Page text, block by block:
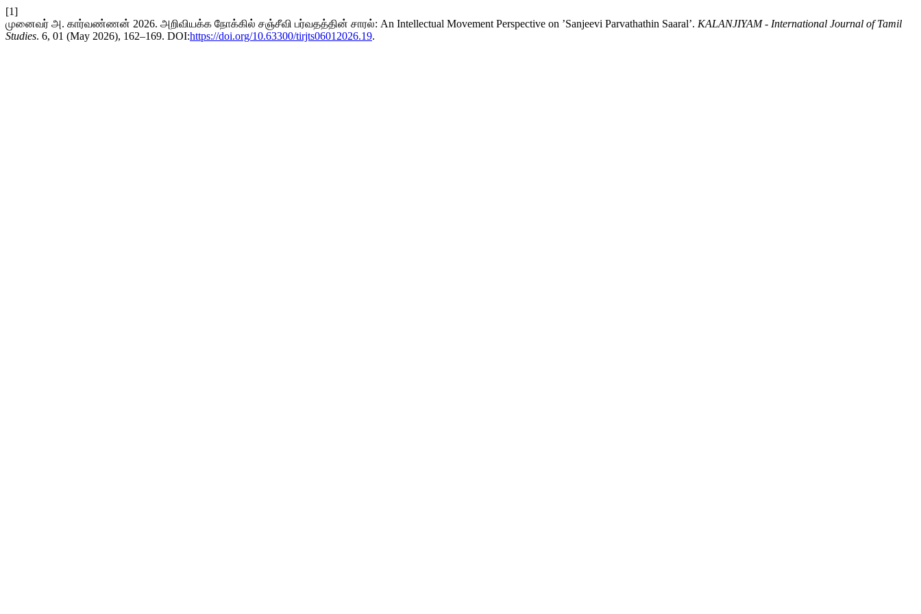
[1]
முனைவர் அ. கார்வண்ணன் 2026. அறிவியக்க நோக்கில் சஞ்சீவி பர்வதத்தின் சாரல்: An Intellectual Movement Perspective on ’Sanjeevi Parvathathin Saaral’. KALANJIYAM - International Journal of Tamil
Studies. 6, 01 (May 2026), 162–169. DOI:https://doi.org/10.63300/tirjts06012026.19.